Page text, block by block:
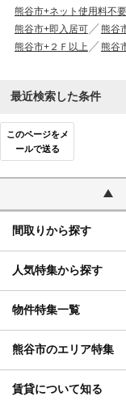
熊谷市+ネット使用料不要
熊谷市+即入居可
熊谷
熊谷市+２Ｆ以上
熊谷
最近検索した条件
このページをメ
ールで送る
間取りから探す
人気特集から探す
物件特集一覧
熊谷市のエリア特集
賃貸について知る